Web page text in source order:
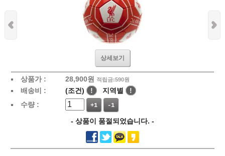
상세보기
상품가 : 28,900원 적립금:590원
배송비 : (조건) ! 지역별
!
수량 :
+1 -1
- 상품이 품절되었습니다. -